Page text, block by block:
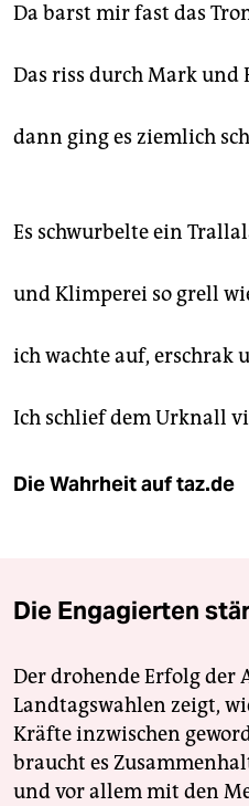
Da barst mir fast das
Das riss durch Mark und
dann ging es ziemlich
Es schwurbelte ein
und Klimperei so grell
ich wachte auf, erschrak
Ich schlief dem Urknall
Die Wahrheit auf taz.de
Die Engagierten
Der drohende Erfolg der
Landtagswahlen zeigt,
Kräfte inzwischen
braucht es
und vor allem mit den